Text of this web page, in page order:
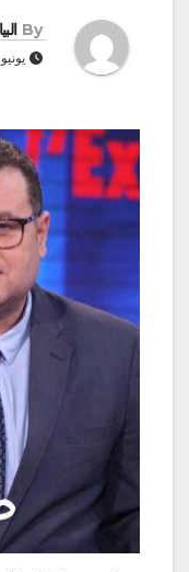
By
يونيو 26, 2023